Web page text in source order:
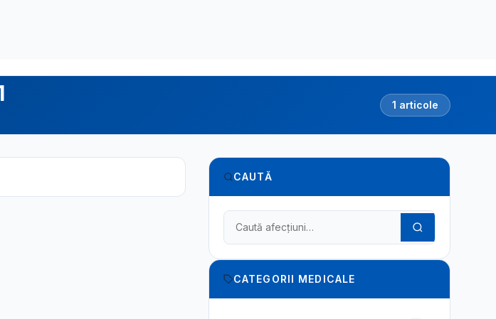
1 articole
CAUTĂ
Caută în dicționarul medical
CATEGORII MEDICALE